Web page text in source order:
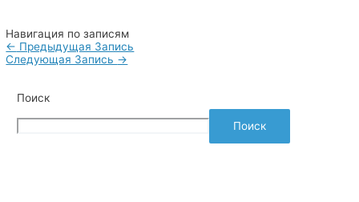
Навигация по записям
← Предыдущая Запись
Следующая Запись →
Поиск
Поиск